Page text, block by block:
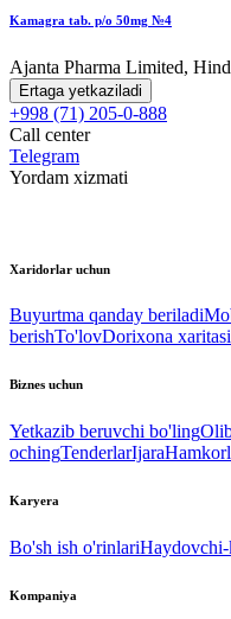
Kamagra tab. p/o 50mg №4
Ajanta Pharma Limited,
Ertaga yetkaziladi
+998 (71) 205-0-888
Call center
Telegram
Yordam xizmati
Xaridorlar uchun
Buyurtma qanday beriladi
berishTo'lovDorixona xaritasi
Biznes uchun
Yetkazib beruvchi bo'ling
ochingTenderlarIjara
Karyera
Bo'sh ish o'rinlari
Kompaniya